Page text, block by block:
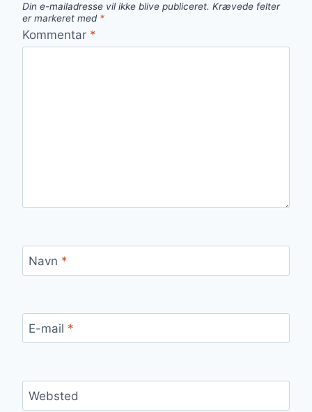
Din e-mailadresse vil ikke blive publiceret. Krævede felter
er markeret med *
Kommentar *
Navn *
E-mail *
Websted